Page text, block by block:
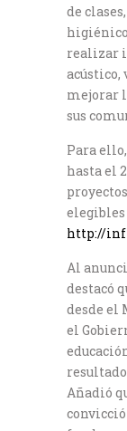
de
realizar
acústico,
mejorar
sus
Para
hasta el
elegibles
http://
Al
destacó
desde el
el
Añadió